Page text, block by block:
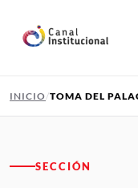
INICIO TOMA DEL
SECCIÓN